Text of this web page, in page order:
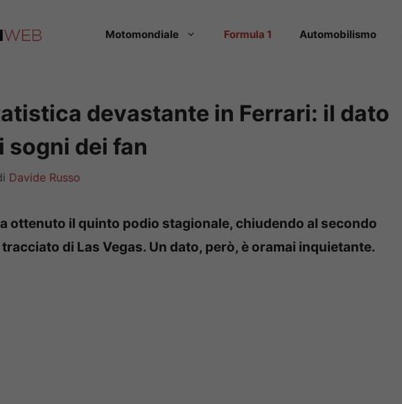
Motomondiale Formula 1 Automobilismo
devastante in Ferrari: il dato
sogni dei fan
Davide Russo
ottenuto il quinto podio stagionale, chiudendo al secondo
di Las Vegas. Un dato, però, è oramai inquietante.